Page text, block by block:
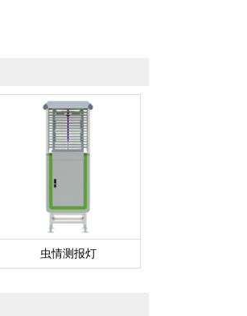
虫情测报灯